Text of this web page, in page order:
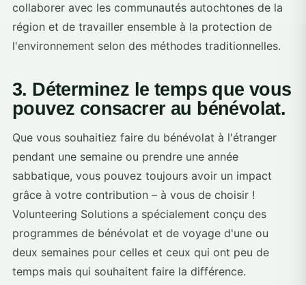
collaborer avec les communautés autochtones de la
région et de travailler ensemble à la protection de
l'environnement selon des méthodes traditionnelles.
3. Déterminez le temps que vous
pouvez consacrer au bénévolat.
Que vous souhaitiez faire du bénévolat à l'étranger
pendant une semaine ou prendre une année
sabbatique, vous pouvez toujours avoir un impact
grâce à votre contribution – à vous de choisir !
Volunteering Solutions a spécialement conçu des
programmes de bénévolat et de voyage d'une ou
deux semaines pour celles et ceux qui ont peu de
temps mais qui souhaitent faire la différence.